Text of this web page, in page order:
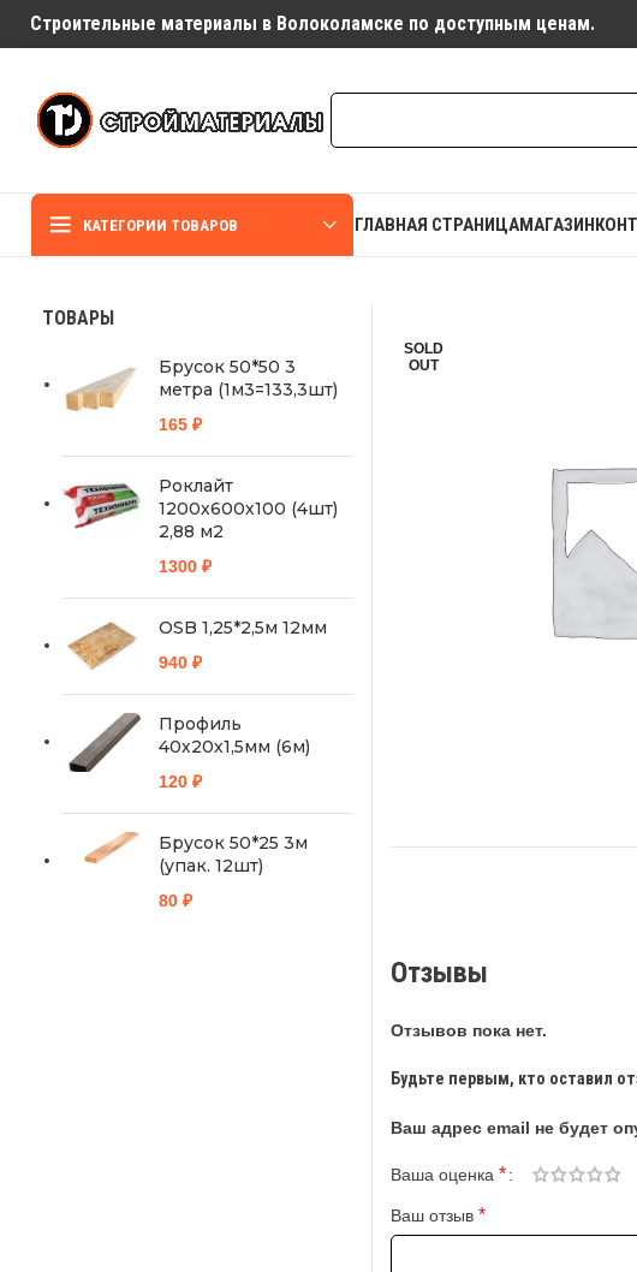
Строительные материалы в Волоколамске по доступным ценам.
КАТЕГОРИИ ТОВАРОВ ГЛАВНАЯ СТРАНИЦАМАГАЗИН
SOLD
OUT
Отзывы
Отзывов пока нет.
Будьте первым, кто оставил
Ваш адрес email не будет
Ваша оценка *
Ваш отзыв *
ТОВАРЫ
Брусок 50*50 3
метра (1м3=133,3шт)
165 ₽
Роклайт
1200х600х100 (4шт)
2,88 м2
1300 ₽
OSB 1,25*2,5м 12мм
940 ₽
Профиль
40х20х1,5мм (6м)
120 ₽
Брусок 50*25 3м
(упак. 12шт)
80 ₽